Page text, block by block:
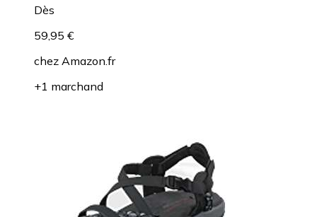
Dès
59,95 €
chez Amazon.fr
+1 marchand